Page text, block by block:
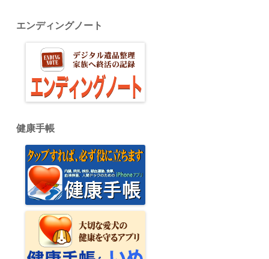
エンディングノート
健康手帳